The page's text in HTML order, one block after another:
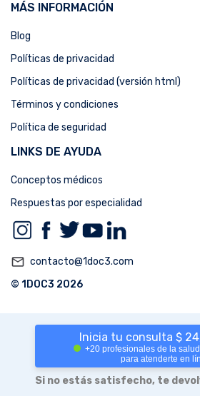
Inicia tu consulta $
+20 profesionales de la
para atenderte en
Si no estás satisfecho, te
MÁS INFORMACIÓN
Blog
Políticas de privacidad
Políticas de privacidad (versión html)
Términos y condiciones
Política de seguridad
LINKS DE AYUDA
Conceptos médicos
Respuestas por especialidad
mail_outline contacto@1doc3.com
© 1DOC3 2026